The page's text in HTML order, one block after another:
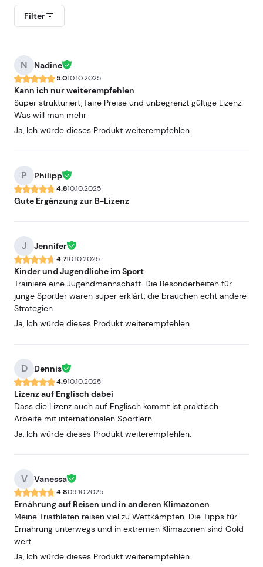
Filter
N Nadine
5.010.10.2025
Kann ich nur weiterempfehlen
Super strukturiert, faire Preise und unbegrenzt gültige Lizenz.
Was will man mehr
Ja, Ich würde dieses Produkt weiterempfehlen.
P Philipp
4.810.10.2025
Gute Ergänzung zur B-Lizenz
J Jennifer
4.710.10.2025
Kinder und Jugendliche im Sport
Trainiere eine Jugendmannschaft. Die Besonderheiten für
junge Sportler waren super erklärt, die brauchen echt andere
Strategien
Ja, Ich würde dieses Produkt weiterempfehlen.
D Dennis
4.910.10.2025
Lizenz auf Englisch dabei
Dass die Lizenz auch auf Englisch kommt ist praktisch.
Arbeite mit internationalen Sportlern
Ja, Ich würde dieses Produkt weiterempfehlen.
V Vanessa
4.809.10.2025
Ernährung auf Reisen und in anderen Klimazonen
Meine Triathleten reisen viel zu Wettkämpfen. Die Tipps für
Ernährung unterwegs und in extremen Klimazonen sind Gold
wert
Ja, Ich würde dieses Produkt weiterempfehlen.